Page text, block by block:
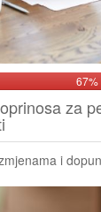
67%
za
i